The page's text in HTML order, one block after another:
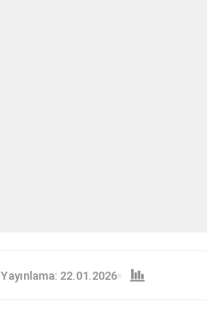
Yayınlama: 22.01.2026